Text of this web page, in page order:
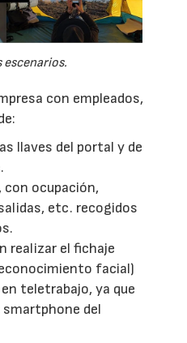
escenarios.
con empleados,
llaves del portal y de
ocupación,
etc. recogidos
realizar el fichaje
facial)
teletrabajo, ya que
smartphone del